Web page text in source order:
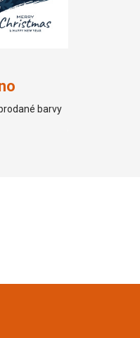
barvy